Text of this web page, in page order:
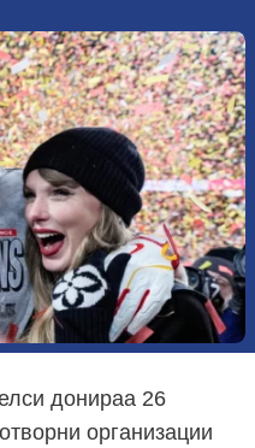
донираа 26
организации